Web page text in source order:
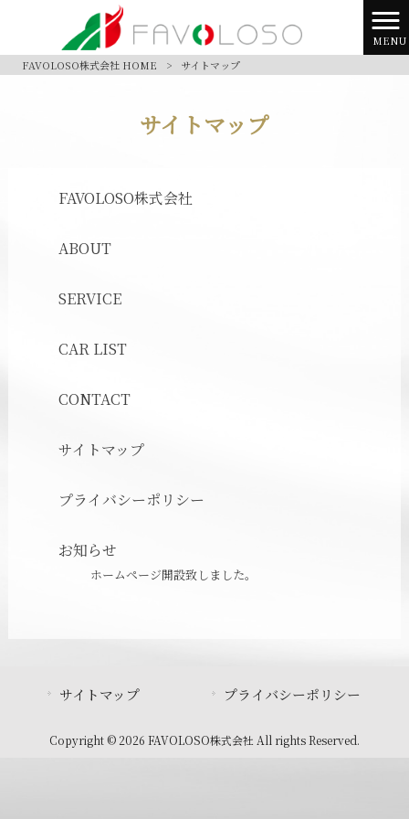
MENU
FAVOLOSO株式会社 HOME
> サイトマップ
サイトマップ
FAVOLOSO株式会社
ABOUT
SERVICE
CAR LIST
CONTACT
サイトマップ
プライバシーポリシー
お知らせ
ホームページ開設致しました。
サイトマップ プライバシーポリシー
Copyright © 2026 FAVOLOSO株式会社 All rights Reserved.